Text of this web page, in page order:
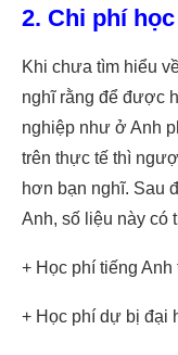
2. Chi phí
Khi chưa tìm hiểu
nghĩ rằng để được
nghiệp như ở Anh
trên thực tế thì
hơn bạn nghĩ. Sau
Anh, số liệu này có
+ Học phí tiếng
+ Học phí dự bị đại